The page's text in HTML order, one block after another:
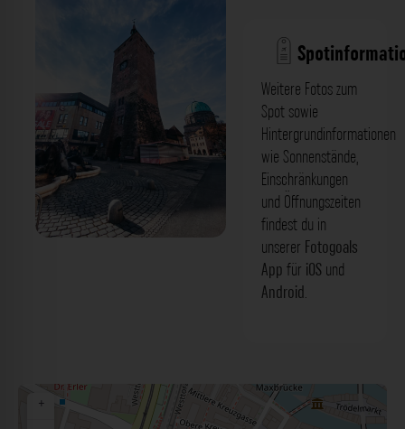
Weitere Fotos zum
Spot sowie
Hintergrundinformationen
wie Sonnenstände,
Einschränkungen
und Öffnungszeiten
findest du in
unserer Fotogoals
App für iOS und
Android.
+